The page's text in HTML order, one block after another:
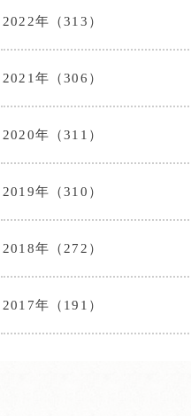
2022年（313）
2021年（306）
2020年（311）
2019年（310）
2018年（272）
2017年（191）